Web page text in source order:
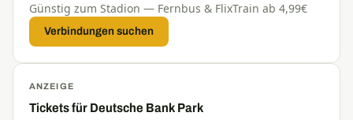
Günstig zum Stadion — Fernbus & FlixTrain ab 4,99€
Verbindungen suchen
ANZEIGE
Tickets für Deutsche Bank Park